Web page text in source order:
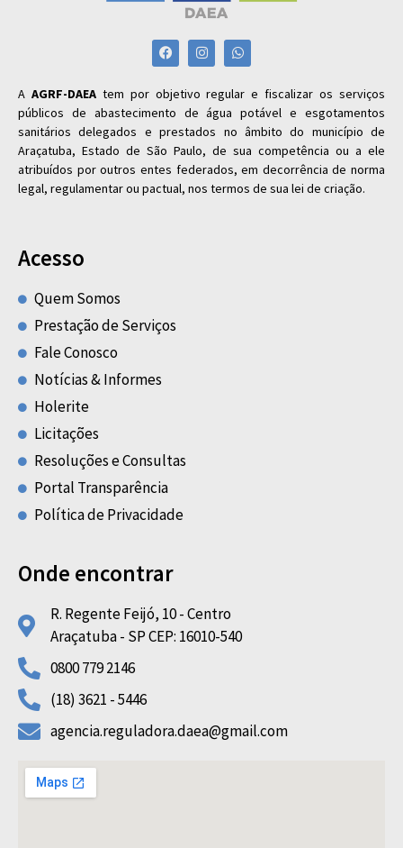
A AGRF-DAEAtem por objetivo regular e fiscalizar os serviços
públicos de abastecimento de água potável e esgotamentos
sanitários delegados e prestados no âmbito do município de
Araçatuba, Estado de São Paulo, de sua competência ou a ele
atribuídos por outros entes federados, em decorrência de norma
legal, regulamentar ou pactual, nos termos de sua lei de criação.
Acesso
Quem Somos
Prestação de Serviços
Fale Conosco
Notícias & Informes
Holerite
Licitações
Resoluções e Consultas
Portal Transparência
Política de Privacidade
Onde encontrar
R. Regente Feijó, 10 - Centro
Araçatuba - SP CEP: 16010-540
0800 779 2146
(18) 3621 - 5446
agencia.reguladora.daea@gmail.com